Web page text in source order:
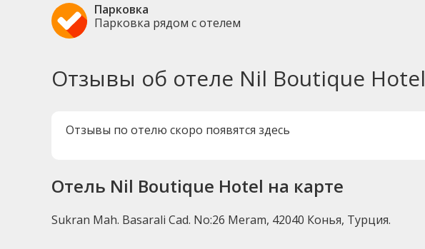
Парковка
Парковка рядом с отелем
Отзывы об отеле Nil Boutique Hotel
Отзывы по отелю скоро появятся здесь
Отель Nil Boutique Hotel на карте
Sukran Mah. Basarali Cad. No:26 Meram, 42040 Конья, Турция.